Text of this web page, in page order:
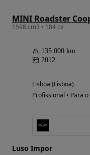
MINI Roadster
1598 cm3 • 184 cv
135 000 km
2012
Lisboa (Lisboa)
Profissional • Para
Luso Impor